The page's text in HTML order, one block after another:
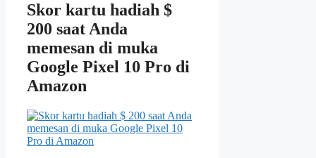
Skor kartu hadiah $
200 saat Anda
memesan di muka
Google Pixel 10 Pro di
Amazon